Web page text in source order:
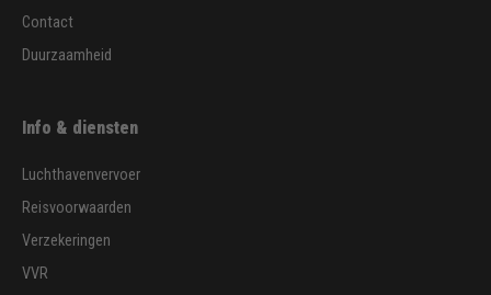
Contact
Duurzaamheid
Info & diensten
Luchthavenvervoer
Reisvoorwaarden
Verzekeringen
VVR